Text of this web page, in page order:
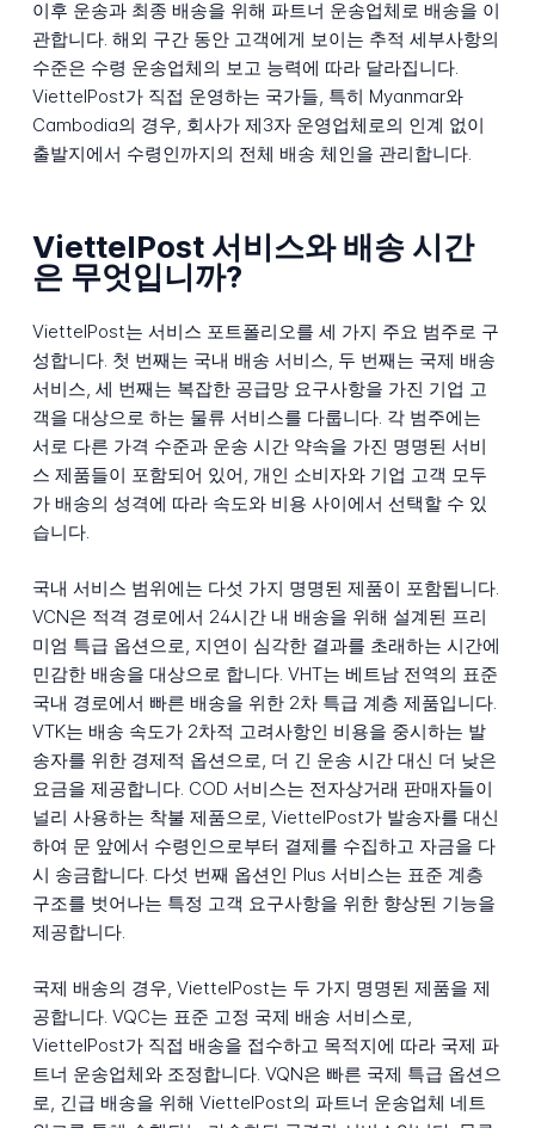
이후 운송과 최종 배송을 위해 파트너 운송업체로 배송을 이
관합니다. 해외 구간 동안 고객에게 보이는 추적 세부사항의
수준은 수령 운송업체의 보고 능력에 따라 달라집니다.
ViettelPost가 직접 운영하는 국가들, 특히 Myanmar와
Cambodia의 경우, 회사가 제3자 운영업체로의 인계 없이
출발지에서 수령인까지의 전체 배송 체인을 관리합니다.
ViettelPost 서비스와 배송 시간
은 무엇입니까?
ViettelPost는 서비스 포트폴리오를 세 가지 주요 범주로 구
성합니다. 첫 번째는 국내 배송 서비스, 두 번째는 국제 배송
서비스, 세 번째는 복잡한 공급망 요구사항을 가진 기업 고
객을 대상으로 하는 물류 서비스를 다룹니다. 각 범주에는
서로 다른 가격 수준과 운송 시간 약속을 가진 명명된 서비
스 제품들이 포함되어 있어, 개인 소비자와 기업 고객 모두
가 배송의 성격에 따라 속도와 비용 사이에서 선택할 수 있
습니다.
국내 서비스 범위에는 다섯 가지 명명된 제품이 포함됩니다.
VCN은 적격 경로에서 24시간 내 배송을 위해 설계된 프리
미엄 특급 옵션으로, 지연이 심각한 결과를 초래하는 시간에
민감한 배송을 대상으로 합니다. VHT는 베트남 전역의 표준
국내 경로에서 빠른 배송을 위한 2차 특급 계층 제품입니다.
VTK는 배송 속도가 2차적 고려사항인 비용을 중시하는 발
송자를 위한 경제적 옵션으로, 더 긴 운송 시간 대신 더 낮은
요금을 제공합니다. COD 서비스는 전자상거래 판매자들이
널리 사용하는 착불 제품으로, ViettelPost가 발송자를 대신
하여 문 앞에서 수령인으로부터 결제를 수집하고 자금을 다
시 송금합니다. 다섯 번째 옵션인 Plus 서비스는 표준 계층
구조를 벗어나는 특정 고객 요구사항을 위한 향상된 기능을
제공합니다.
국제 배송의 경우, ViettelPost는 두 가지 명명된 제품을 제
공합니다. VQC는 표준 고정 국제 배송 서비스로,
ViettelPost가 직접 배송을 접수하고 목적지에 따라 국제 파
트너 운송업체와 조정합니다. VQN은 빠른 국제 특급 옵션으
로, 긴급 배송을 위해 ViettelPost의 파트너 운송업체 네트